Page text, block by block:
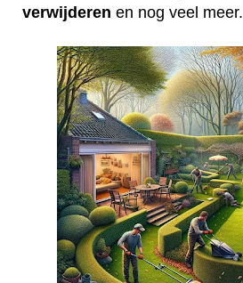
verwijderen en nog veel meer.